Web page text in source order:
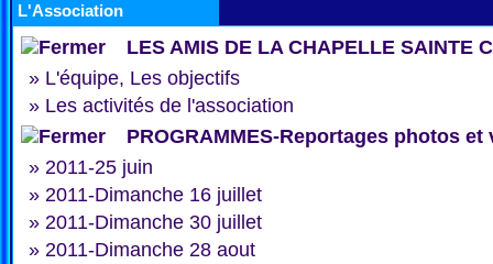
L'Association
LES AMIS DE LA CHAPELLE SAINTE
» L'équipe, Les objectifs
» Les activités de l'association
PROGRAMMES-Reportages photos et
» 2011-25 juin
» 2011-Dimanche 16 juillet
» 2011-Dimanche 30 juillet
» 2011-Dimanche 28 aout